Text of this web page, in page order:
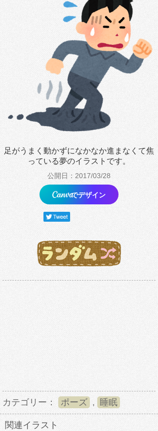
足がうまく動かずになかなか進まなくて焦
っている夢のイラストです。
公開日：2017/03/28
でデザイン
カテゴリー： ポーズ , 睡眠
関連イラスト